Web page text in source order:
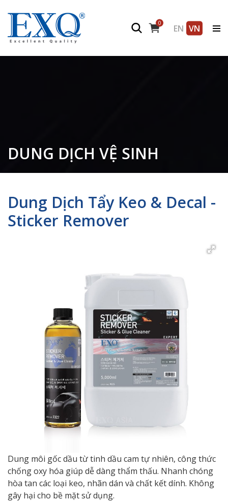
0 EN VN
DUNG DỊCH VỆ SINH
Dung Dịch Tẩy Keo & Decal -
Sticker Remover
Dung môi gốc dầu từ tinh dầu cam tự nhiên, công thức
chống oxy hóa giúp dễ dàng thẩm thấu. Nhanh chóng
hòa tan các loại keo, nhãn dán và chất kết dính. Không
gây hại cho bề mặt sử dụng.